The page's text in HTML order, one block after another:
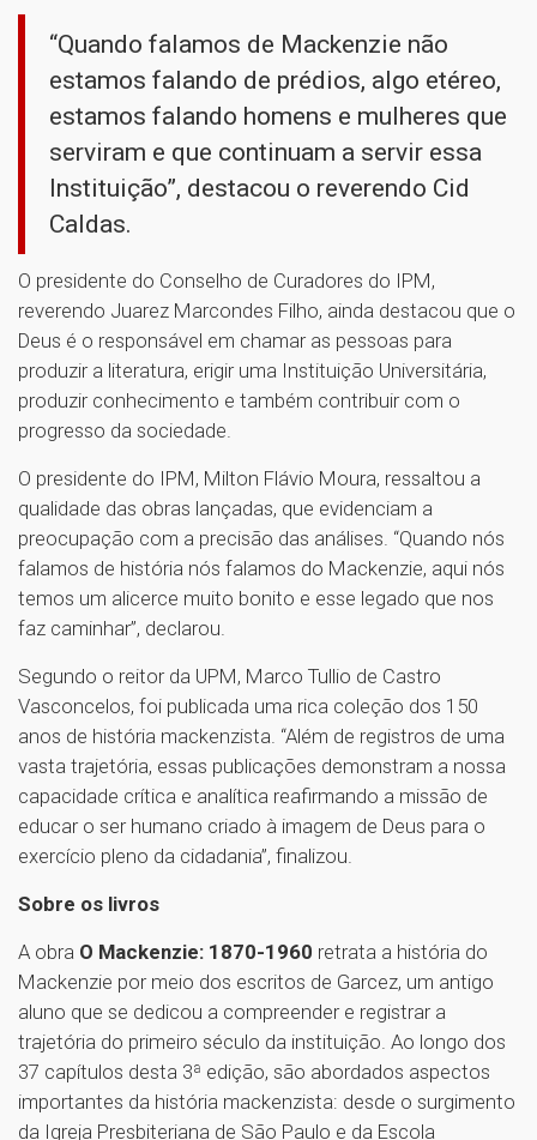
“Quando falamos de Mackenzie não
estamos falando de prédios, algo etéreo,
estamos falando homens e mulheres que
serviram e que continuam a servir essa
Instituição”, destacou o reverendo Cid
Caldas.
O presidente do Conselho de Curadores do IPM,
reverendo Juarez Marcondes Filho, ainda destacou que o
Deus é o responsável em chamar as pessoas para
produzir a literatura, erigir uma Instituição Universitária,
produzir conhecimento e também contribuir com o
progresso da sociedade.
O presidente do IPM, Milton Flávio Moura, ressaltou a
qualidade das obras lançadas, que evidenciam a
preocupação com a precisão das análises. “Quando nós
falamos de história nós falamos do Mackenzie, aqui nós
temos um alicerce muito bonito e esse legado que nos
faz caminhar”, declarou.
Segundo o reitor da UPM, Marco Tullio de Castro
Vasconcelos, foi publicada uma rica coleção dos 150
anos de história mackenzista. “Além de registros de uma
vasta trajetória, essas publicações demonstram a nossa
capacidade crítica e analítica reafirmando a missão de
educar o ser humano criado à imagem de Deus para o
exercício pleno da cidadania”, finalizou.
Sobre os livros
A obra O Mackenzie: 1870-1960 retrata a história do
Mackenzie por meio dos escritos de Garcez, um antigo
aluno que se dedicou a compreender e registrar a
trajetória do primeiro século da instituição. Ao longo dos
37 capítulos desta 3ª edição, são abordados aspectos
importantes da história mackenzista: desde o surgimento
da Igreja Presbiteriana de São Paulo e da Escola